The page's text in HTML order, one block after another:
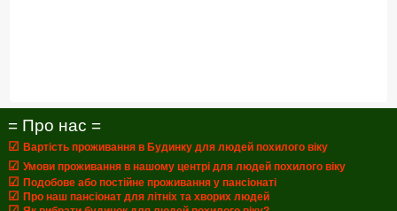
= Про нас =
☑ Вартість проживання в Будинку для людей похилого віку
☑ Умови проживання в нашому центрі для людей похилого віку
☑ Подобове або постійне проживання у пансіонаті
☑ Про наш пансіонат для літніх та хворих людей